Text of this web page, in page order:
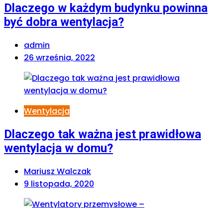
Dlaczego w każdym budynku powinna
być dobra wentylacja?
admin
26 września, 2022
Wentylacja
Dlaczego tak ważna jest prawidłowa
wentylacja w domu?
Mariusz Walczak
9 listopada, 2020